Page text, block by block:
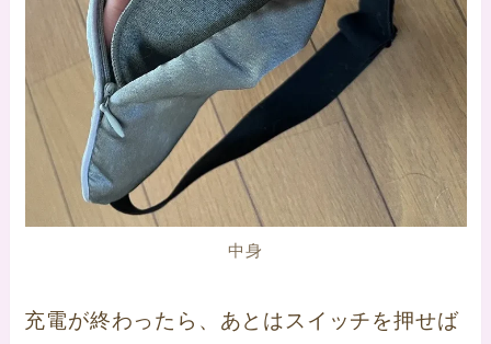
中身
充電が終わったら、あとはスイッチを押せば